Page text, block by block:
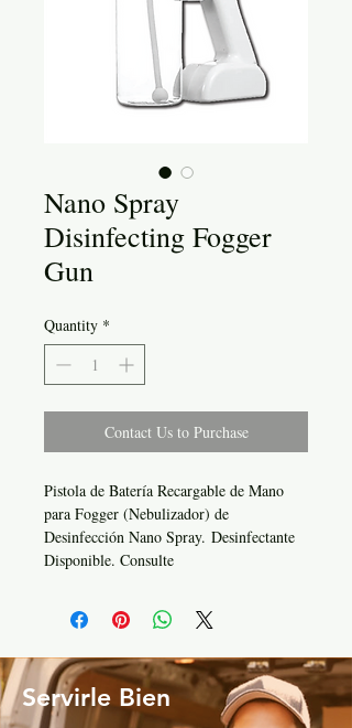
Nano Spray
Disinfecting Fogger
Gun
Quantity *
Contact Us to Purchase
Pistola de Batería Recargable de Mano
para Fogger (Nebulizador) de
Desinfección Nano Spray. Desinfectante
Disponible. Consulte
Servirle Bien